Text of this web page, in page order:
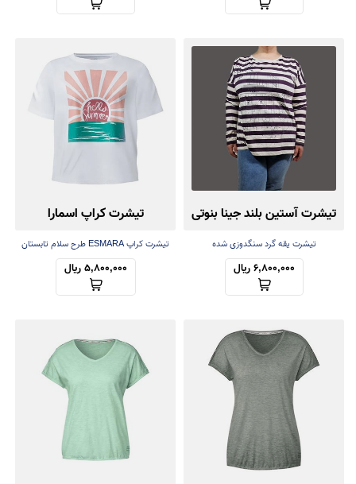
تیشرت آستین بلند جینا بنوتی
تیشرت یقه گرد سنگدوزی شده
6,800,000 ریال
تیشرت کراپ اسمارا
تیشرت کراپ ESMARA طرح سلام تابستان
5,800,000 ریال